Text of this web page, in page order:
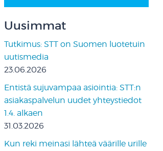
Uusimmat
Tutkimus: STT on Suomen luotetuin
uutismedia
23.06.2026
Entistä sujuvampaa asiointia: STT:n
asiakaspalvelun uudet yhteystiedot
1.4. alkaen
31.03.2026
Kun reki meinasi lähteä väärille urille